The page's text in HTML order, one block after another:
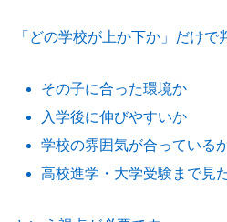
「どの学校が上か下か」だけで
その子に合った環境か
入学後に伸びやすいか
学校の雰囲気が合っている
高校進学・大学受験まで見